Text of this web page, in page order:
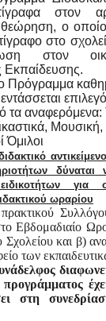
στον
ο
στο
στον
Εκπαίδευσης.
Πρόγραμμα
τα
Όμιλοι
δύναται
για
ωραρίου
Εβδομαδιαίο
Σχολείου και β)
των
στη